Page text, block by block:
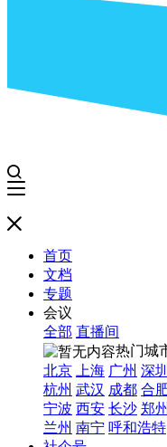
首页
文档
专题
会议
全部 直播间
热门城
北京
上海 广州 深圳
杭州 武汉 成都 合
宁波 西安 长沙 郑州
兰州 南宁 呼和浩特